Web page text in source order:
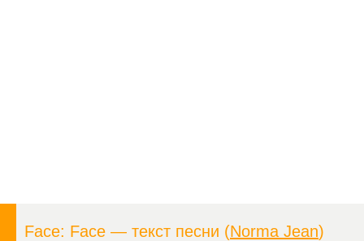
Face: Face — текст песни (Norma Jean)